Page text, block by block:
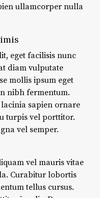
ullamcorper nulla
eget facilisis nunc
diam vulputate
mollis ipsum eget
nibh fermentum.
lacinia sapien ornare
turpis vel porttitor.
vel semper.
vel mauris vitae
Curabitur lobortis
tellus cursus.